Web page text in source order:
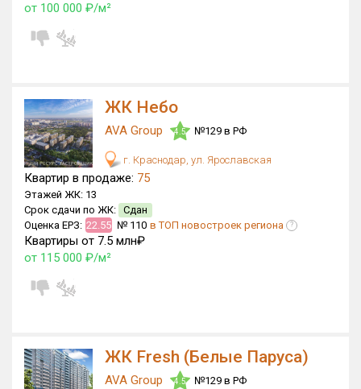
от 100 000 ₽/м²
ЖК Небо
AVA Group 4.5 №129 в РФ
г. Краснодар, ул. Ярославская
Квартир в продаже: 75
Этажей ЖК: 13
Срок сдачи по ЖК: Сдан
Оценка ЕРЗ: 22.55 № 110 в ТОП новостроек региона ?
Квартиры от 7.5 млн₽
от 115 000 ₽/м²
ЖК Fresh (Белые Паруса)
AVA Group 4.5 №129 в РФ